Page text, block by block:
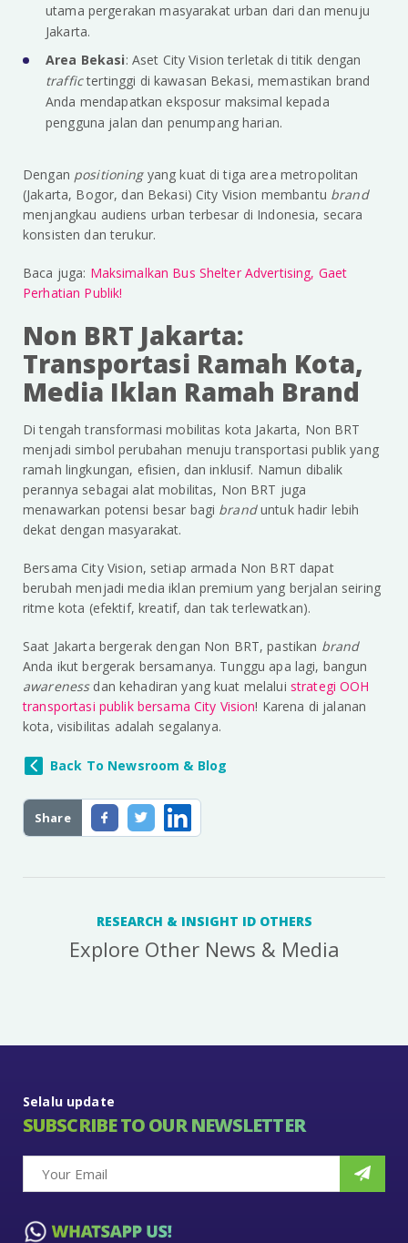
Share
utama pergerakan masyarakat urban dari dan menuju
Jakarta.
Area Bekasi: Aset City Vision terletak di titik dengan
traffictertinggi di kawasan Bekasi, memastikan brand
Anda mendapatkan eksposur maksimal kepada
pengguna jalan dan penumpang harian.
Dengan positioning yang kuat di tiga area metropolitan
(Jakarta, Bogor, dan Bekasi) City Vision membantu brand
menjangkau audiens urban terbesar di Indonesia, secara
konsisten dan terukur.
Baca juga: Maksimalkan Bus Shelter Advertising, Gaet
Perhatian Publik!
Non BRT Jakarta:
Transportasi Ramah Kota,
Media Iklan Ramah Brand
Di tengah transformasi mobilitas kota Jakarta, Non BRT
menjadi simbol perubahan menuju transportasi publik yang
ramah lingkungan, efisien, dan inklusif. Namun dibalik
perannya sebagai alat mobilitas, Non BRT juga
menawarkan potensi besar bagi branduntuk hadir lebih
dekat dengan masyarakat.
Bersama City Vision, setiap armada Non BRT dapat
berubah menjadi media iklan premium yang berjalan seiring
ritme kota (efektif, kreatif, dan tak terlewatkan).
Saat Jakarta bergerak dengan Non BRT, pastikan brand
Anda ikut bergerak bersamanya. Tunggu apa lagi, bangun
awareness dan kehadiran yang kuat melalui strategi OOH
transportasi publik bersama City Vision! Karena di jalanan
kota, visibilitas adalah segalanya.
Back To Newsroom & Blog
RESEARCH & INSIGHT ID OTHERS
Explore Other News & Media
Selalu update
SUBSCRIBE TO OUR NEWSLETTER